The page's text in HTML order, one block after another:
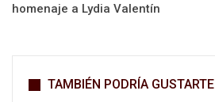
homenaje a Lydia Valentín
TAMBIÉN PODRÍA GUSTARTE